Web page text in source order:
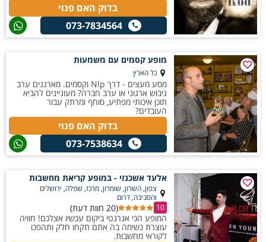
בדוק האם פנוי
073-7834564
מופע קסמים עם משמעות
כל הארץ
מסע מעצים - דרך Nlp וקסמים. מארגנים ערב
גיבוש ארגוני או ערב חברה? מעוניינים להביא
תוכן איכותי מפתיע, סוחף ומרתק עבור
העובדים?
בדוק האם פנוי
073-7538634
אלעד אשכנזי - במופע קריאת מחשבות
צפון, השרון, שומרון, מרכז, שפלה, ירושלים
והסביבה, דרום
10
(20 חוות דעת)
המופע הכי אנרגטי ביקום עכשיו אצלכם! חוויה
עוצרת נשימה בה אתם תקחו חלק ותהפכו
לקוראי מחשבות.